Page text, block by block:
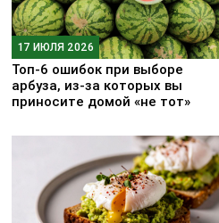
17 ИЮЛЯ 2026
Топ-6 ошибок при выборе
арбуза, из-за которых вы
приносите домой «не тот»